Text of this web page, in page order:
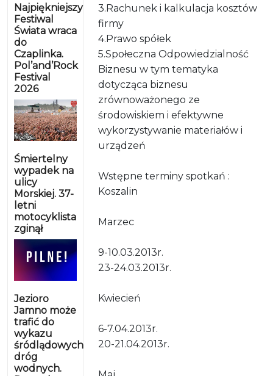
Najpiękniejszy
Festiwal
Świata wraca
do
Czaplinka.
Pol’and’Rock
Festival
2026
Śmiertelny
wypadek na
ulicy
Morskiej. 37-
letni
motocyklista
zginął
Jezioro
Jamno może
trafić do
wykazu
śródlądowych
dróg
wodnych.
3.Rachunek i kalkulacja kosztów
firmy
4.Prawo spółek
5.Społeczna Odpowiedzialność
Biznesu w tym tematyka
dotycząca biznesu
zrównoważonego ze
środowiskiem i efektywne
wykorzystywanie materiałów i
urządzeń
Wstępne terminy spotkań :
Koszalin
Marzec
9-10.03.2013r.
23-24.03.2013r.
Kwiecień
6-7.04.2013r.
20-21.04.2013r.